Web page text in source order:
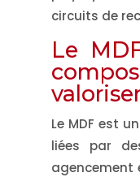
circuits de
Le
Le MDF est
liées par
agencement